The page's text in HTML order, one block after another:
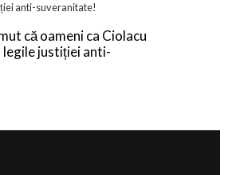
anti-suveranitate!
că oameni ca Ciolacu
legile justiției anti-